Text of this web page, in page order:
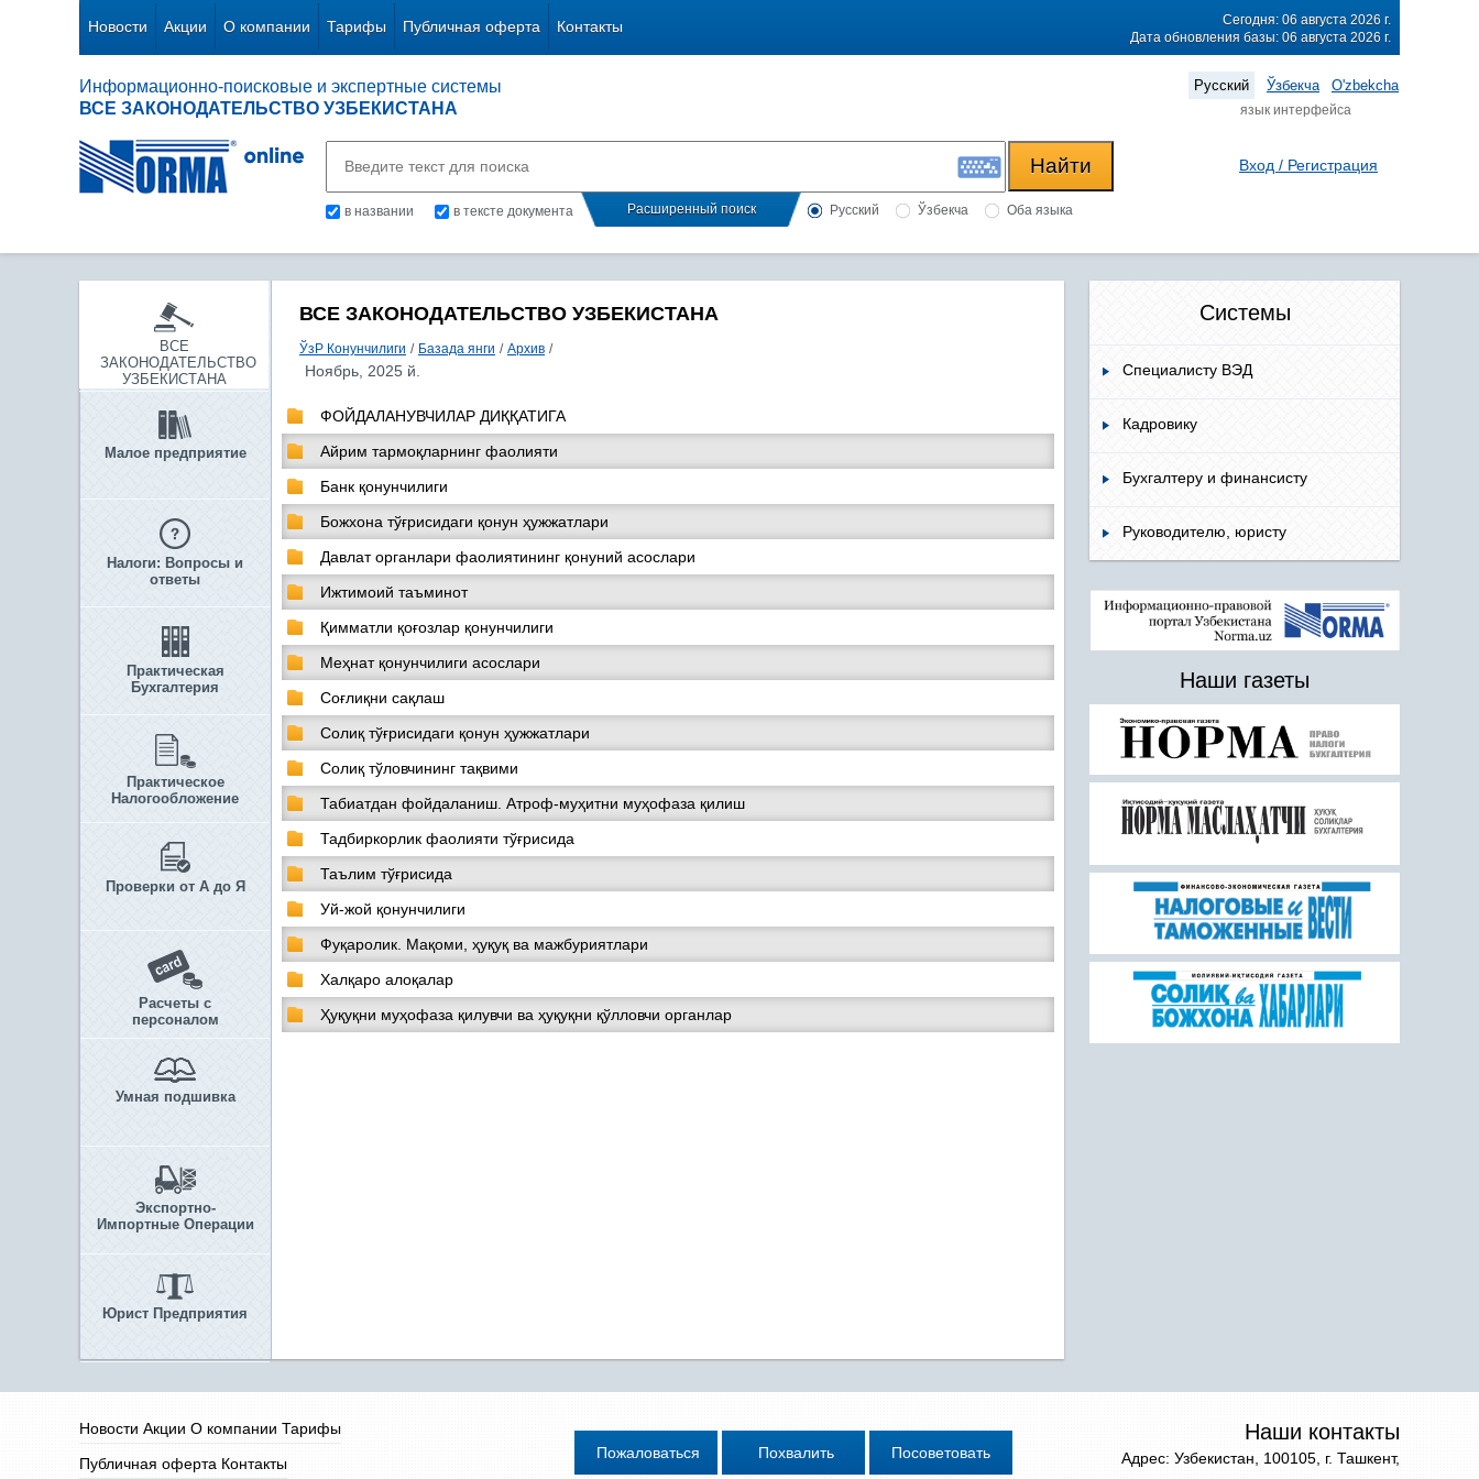
Новости Акции О компании Тарифы Публичная оферта Контакты
Сегодня: 06 августа 2026 г.
Дата обновления базы: 06 августа 2026 г.
Информационно-поисковые и экспертные системы
ВСЕ ЗАКОНОДАТЕЛЬСТВО УЗБЕКИСТАНА
Русский Ўзбекча O'zbekcha
язык интерфейса
в названии в тексте документа Расширенный поиск Русский Ўзбекча Оба языка
Вход / Регистрация
ВСЕ
ЗАКОНОДАТЕЛЬСТВО
УЗБЕКИСТАНА
Малое предприятие
Налоги: Вопросы и
ответы
Практическая
Бухгалтерия
Практическое
Налогообложение
Проверки от А до Я
Расчеты с
персоналом
Умная подшивка
Экспортно-
Импортные Операции
Юрист Предприятия
ВСЕ ЗАКОНОДАТЕЛЬСТВО УЗБЕКИСТАНА
ЎзР Конунчилиги / Базада янги / Архив /
Ноябрь, 2025 й.
ФОЙДАЛАНУВЧИЛАР ДИҚҚАТИГА
Айрим тармоқларнинг фаолияти
Банк қонунчилиги
Божхона тўғрисидаги қонун ҳужжатлари
Давлат органлари фаолиятининг қонуний асослари
Ижтимоий таъминот
Қимматли қоғозлар қонунчилиги
Меҳнат қонунчилиги асослари
Соғлиқни сақлаш
Солиқ тўғрисидаги қонун ҳужжатлари
Солиқ тўловчининг тақвими
Табиатдан фойдаланиш. Атроф-муҳитни муҳофаза қилиш
Тадбиркорлик фаолияти тўғрисида
Таълим тўғрисида
Уй-жой қонунчилиги
Фуқаролик. Мақоми, ҳуқуқ ва мажбуриятлари
Халқаро алоқалар
Ҳуқуқни муҳофаза қилувчи ва ҳуқуқни қўлловчи органлар
Системы
Специалисту ВЭД
Кадровику
Бухгалтеру и финансисту
Руководителю, юристу
Наши газеты
Новости Акции О компании Тарифы
Публичная оферта Контакты
Наши контакты
Адрес: Узбекистан, 100105, г. Ташкент,